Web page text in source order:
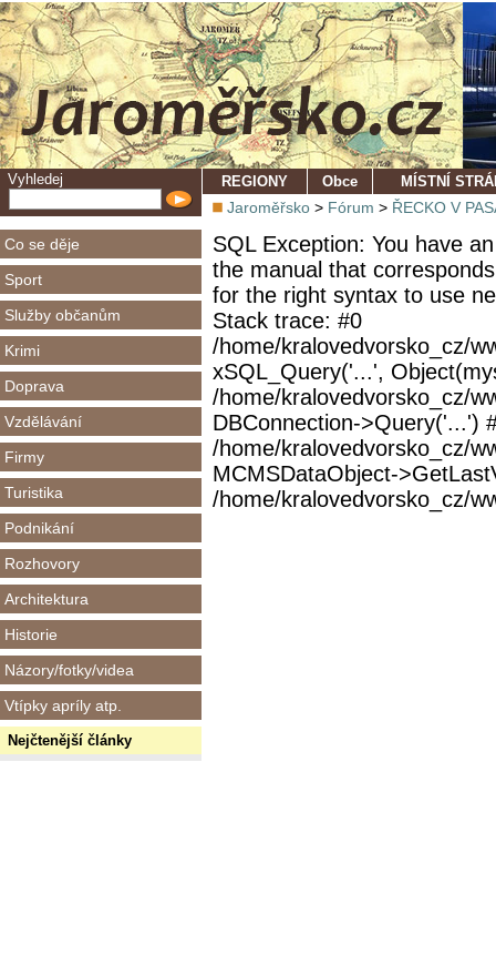
Vyhledej
Co se děje
Sport
Služby občanům
Krimi
Doprava
Vzdělávání
Firmy
Turistika
Podnikání
Rozhovory
Architektura
Historie
Názory/fotky/videa
Vtípky apríly atp.
Nejčtenější články
REGIONY Obce MÍSTNÍ
Jaroměřsko > Fórum > ŘECKO V
SQL Exception: You have
the manual that
for the right syntax to use
Stack trace: #0
/home/kralovedvorsko_cz/
xSQL_Query('...',
/home/kralovedvorsko_cz/
DBConnection->Query('...')
/home/kralovedvorsko_cz/
MCMSDataObject-
/home/kralovedvorsko_cz/